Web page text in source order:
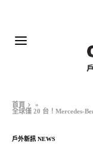
首頁
»
全球僅 20 台！Mercedes-
戶外新訊 NEWS